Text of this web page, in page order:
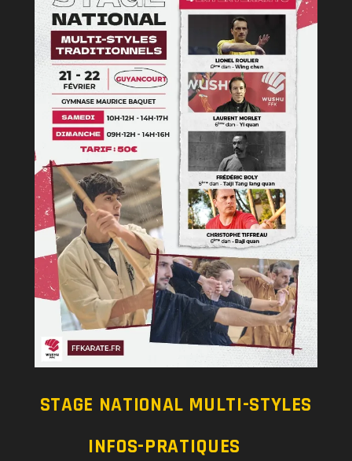
STAGE NATIONAL MULTI-STYLES
INFOS-PRATIQUES